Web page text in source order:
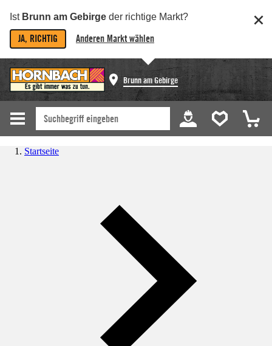
Ist Brunn am Gebirge der richtige Markt?
JA, RICHTIG Anderen Markt wählen
Brunn am Gebirge
Startseite